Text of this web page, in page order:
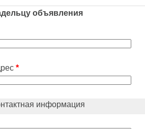
объявления
*
информация